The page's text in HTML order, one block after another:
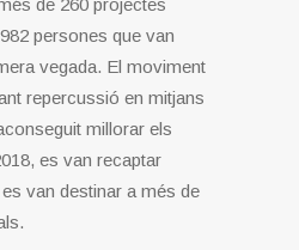
de 260 projectes
persones que van
vegada. El moviment
repercussió en mitjans
millorar els
es van recaptar
van destinar a més de